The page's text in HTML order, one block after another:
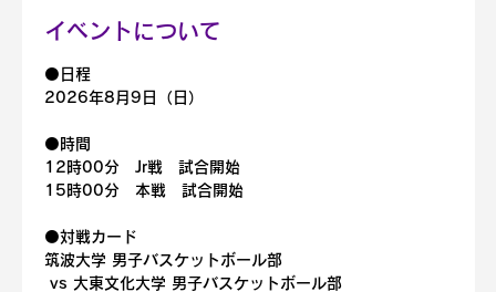
イベントについて
⚫️日程
2026年8月9日（日）
⚫️時間
12時00分　Jr戦　試合開始
15時00分　本戦　試合開始
⚫️対戦カード
筑波大学 男子バスケットボール部
vs 大東文化大学 男子バスケットボール部